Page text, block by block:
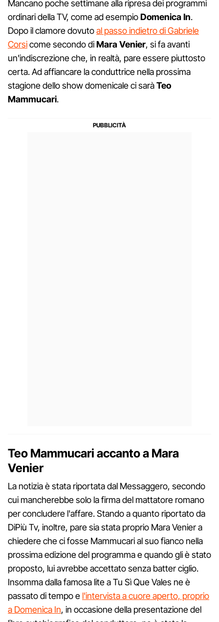
Mancano poche settimane alla ripresa dei programmi
ordinari della TV, come ad esempioDomenica In.
Dopo il clamore dovutoal passo indietro di Gabriele
Corsicome secondo diMara Venier, si fa avanti
un'indiscrezione che, in realtà, pare essere piuttosto
certa. Ad affiancare la conduttrice nella prossima
stagione dello show domenicale ci saràTeo
Mammucari.
Teo Mammucari accanto a Mara
Venier
La notizia è stata riportata dal Messaggero, secondo
cui mancherebbe solo la firma del mattatore romano
per concludere l'affare. Stando a quanto riportato da
DiPiù Tv, inoltre, pare sia stata proprio Mara Venier a
chiedere che ci fosse Mammucari al suo fianco nella
prossima edizione del programma e quando gli è stato
proposto, lui avrebbe accettato senza batter ciglio.
Insomma dalla famosa lite a Tu Sì Que Vales ne è
passato di tempo e l'intervista a cuore aperto, proprio
a Domenica In, in occasione della presentazione del